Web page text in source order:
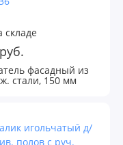
складе
фасадный из
стали, 150 мм